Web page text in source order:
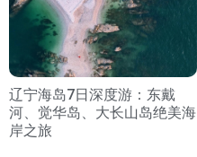
辽宁海岛7日深度游：东戴
河、觉华岛、大长山岛绝美海
岸之旅